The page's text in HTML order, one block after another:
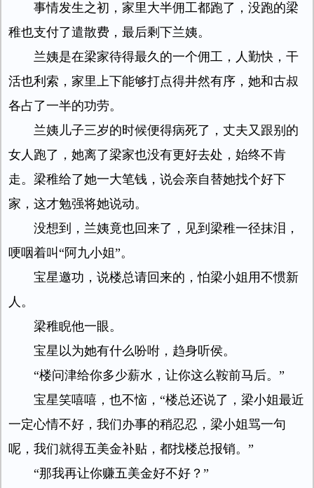
事情发生之初，家里大半佣工都跑了，没跑的梁
稚也支付了遣散费，最后剩下兰姨。
兰姨是在梁家待得最久的一个佣工，人勤快，干
活也利索，家里上下能够打点得井然有序，她和古叔
各占了一半的功劳。
兰姨儿子三岁的时候便得病死了，丈夫又跟别的
女人跑了，她离了梁家也没有更好去处，始终不肯
走。梁稚给了她一大笔钱，说会亲自替她找个好下
家，这才勉强将她说动。
没想到，兰姨竟也回来了，见到梁稚一径抹泪，
哽咽着叫“阿九小姐”。
宝星邀功，说楼总请回来的，怕梁小姐用不惯新
人。
梁稚睨他一眼。
宝星以为她有什么吩咐，趋身听侯。
“楼问津给你多少薪水，让你这么鞍前马后。”
宝星笑嘻嘻，也不恼，“楼总还说了，梁小姐最近
一定心情不好，我们办事的稍忍忍，梁小姐骂一句
呢，我们就得五美金补贴，都找楼总报销。”
“那我再让你赚五美金好不好？”